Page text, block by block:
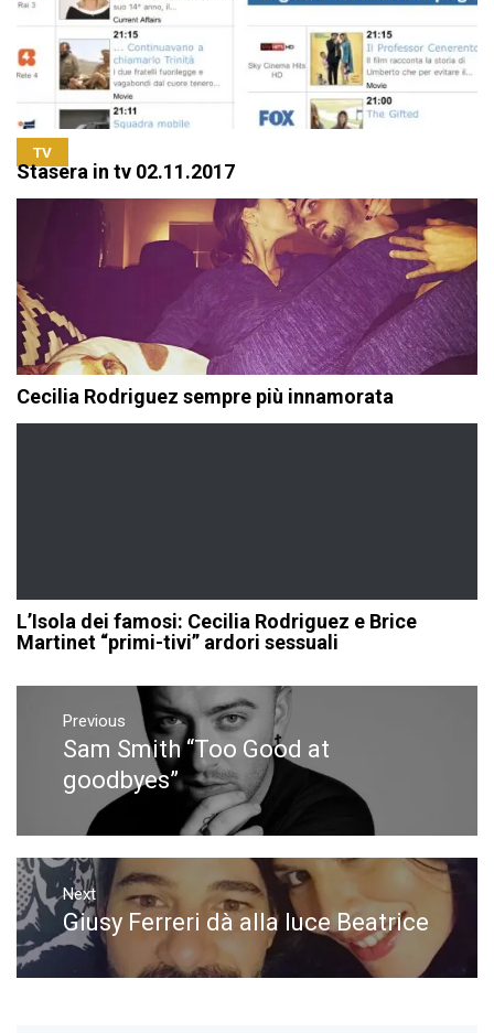
TV
Stasera in tv 02.11.2017
Cecilia Rodriguez sempre più innamorata
L’Isola dei famosi: Cecilia Rodriguez e Brice
Martinet “primi-tivi” ardori sessuali
Navigazione
articoli
Previous
Previous
post:
Sam Smith “Too Good at
goodbyes”
Next
Next
post:
Giusy Ferreri dà alla luce Beatrice